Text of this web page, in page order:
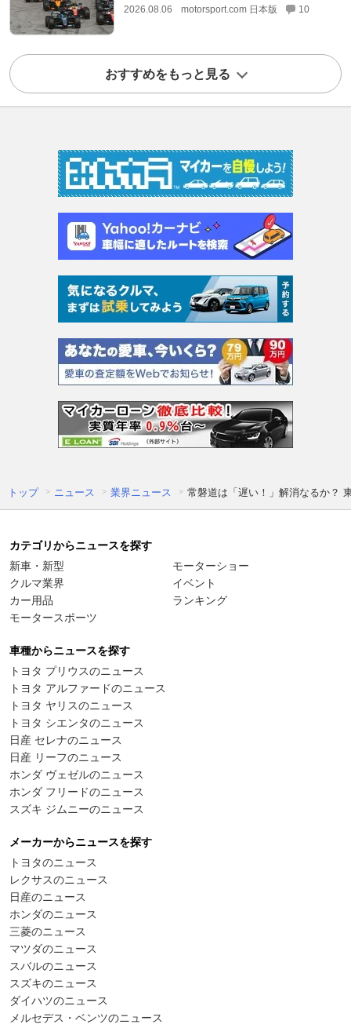
2026.08.06 motorsport.com 日本版 10
おすすめをもっと見る
トップ ニュース 業界ニュース 常磐道は「遅い！」解消なるか？
カテゴリからニュースを探す
新車・新型
クルマ業界
カー用品
モータースポーツ
モーターショー
イベント
ランキング
車種からニュースを探す
トヨタ プリウスのニュース
トヨタ アルファードのニュース
トヨタ ヤリスのニュース
トヨタ シエンタのニュース
日産 セレナのニュース
日産 リーフのニュース
ホンダ ヴェゼルのニュース
ホンダ フリードのニュース
スズキ ジムニーのニュース
メーカーからニュースを探す
トヨタのニュース
レクサスのニュース
日産のニュース
ホンダのニュース
三菱のニュース
マツダのニュース
スバルのニュース
スズキのニュース
ダイハツのニュース
メルセデス・ベンツのニュース